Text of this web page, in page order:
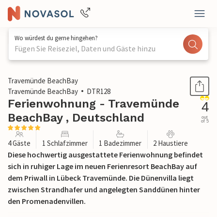
Wo würdest du gerne hingehen?
Fügen Sie Reiseziel, Daten und Gäste hinzu
1 / 33
Travemünde BeachBay
Travemünde BeachBay
DTR128
Ferienwohnung - Travemünde
BeachBay , Deutschland
4
out
of 5
4 Gäste 1 Schlafzimmer 1 Badezimmer 2 Haustiere
Diese hochwertig ausgestattete Ferienwohnung befindet
sich in ruhiger Lage im neuen Ferienresort BeachBay auf
dem Priwall in Lübeck Travemünde. Die Dünenvilla liegt
zwischen Strandhafer und angelegten Sanddünen hinter
den Promenadenvillen.